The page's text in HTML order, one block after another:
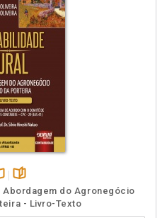
páginas
Abordagem do Agronegócio
- Livro-Texto